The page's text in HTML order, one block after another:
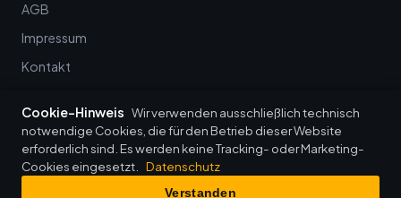
AGB
Impressum
Kontakt
© 2026 baumann it-management · Wenkheim
Datenschutz·Impressum·AGB·Login
Cookie-Hinweis Wir verwenden ausschließlich technisch
notwendige Cookies, die für den Betrieb dieser Website
erforderlich sind. Es werden keine Tracking- oder Marketing-
Cookies eingesetzt.
Datenschutz
Verstanden